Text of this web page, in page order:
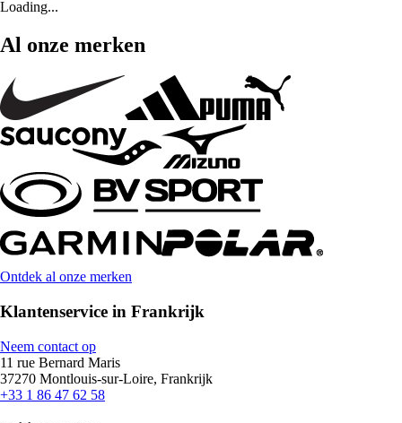
Loading...
Al onze merken
Ontdek al onze merken
Klantenservice in Frankrijk
Neem contact op
11 rue Bernard Maris
37270 Montlouis-sur-Loire, Frankrijk
+33 1 86 47 62 58